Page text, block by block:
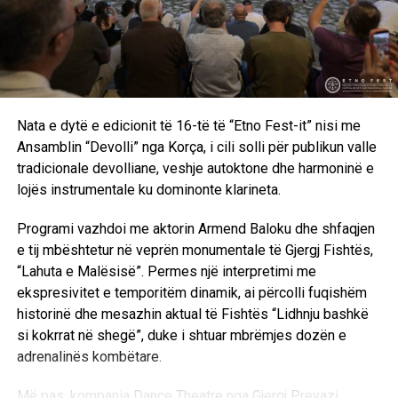
Nata e dytë e edicionit të 16-të të “Etno Fest-it” nisi me
Ansamblin “Devolli” nga Korça, i cili solli për publikun valle
tradicionale devolliane, veshje autoktone dhe harmoninë e
lojës instrumentale ku dominonte klarineta.
Programi vazhdoi me aktorin Armend Baloku dhe shfaqjen
e tij mbështetur në veprën monumentale të Gjergj Fishtës,
“Lahuta e Malësisë”. Permes një interpretimi me
ekspresivitet e temporitëm dinamik, ai përcolli fuqishëm
historinë dhe mesazhin aktual të Fishtës “Lidhnju bashkë
si kokrrat në shegë”, duke i shtuar mbrëmjes dozën e
adrenalinës kombëtare.